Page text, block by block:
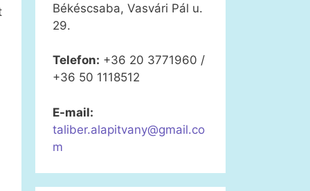
Békéscsaba, Vasvári Pál u.
29.
Telefon: +36 20 3771960 /
+36 50 1118512
E-mail:
taliber.alapitvany@gmail.co
m